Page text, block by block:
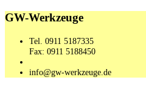
GW-Werkzeuge
Tel. 0911 5187335
Fax: 0911 5188450
info@gw-werkzeuge.de